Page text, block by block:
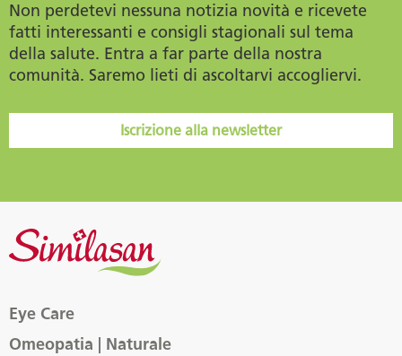
Non perdetevi nessuna notizia novità e ricevete
fatti interessanti e consigli stagionali sul tema
della salute. Entra a far parte della nostra
comunità. Saremo lieti di ascoltarvi accogliervi.
Iscrizione alla newsletter
Eye Care
Omeopatia | Naturale